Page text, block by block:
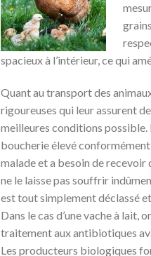
spacieux à l’intérieur, ce qui
Quant au transport des
rigoureuses qui leur assurent
meilleures conditions possible.
boucherie élevé
malade et a besoin de
ne le laisse pas souffrir
est tout simplement déclassé
Dans le cas d’une vache à lait,
traitement aux antibiotiques
Les producteurs biologiques